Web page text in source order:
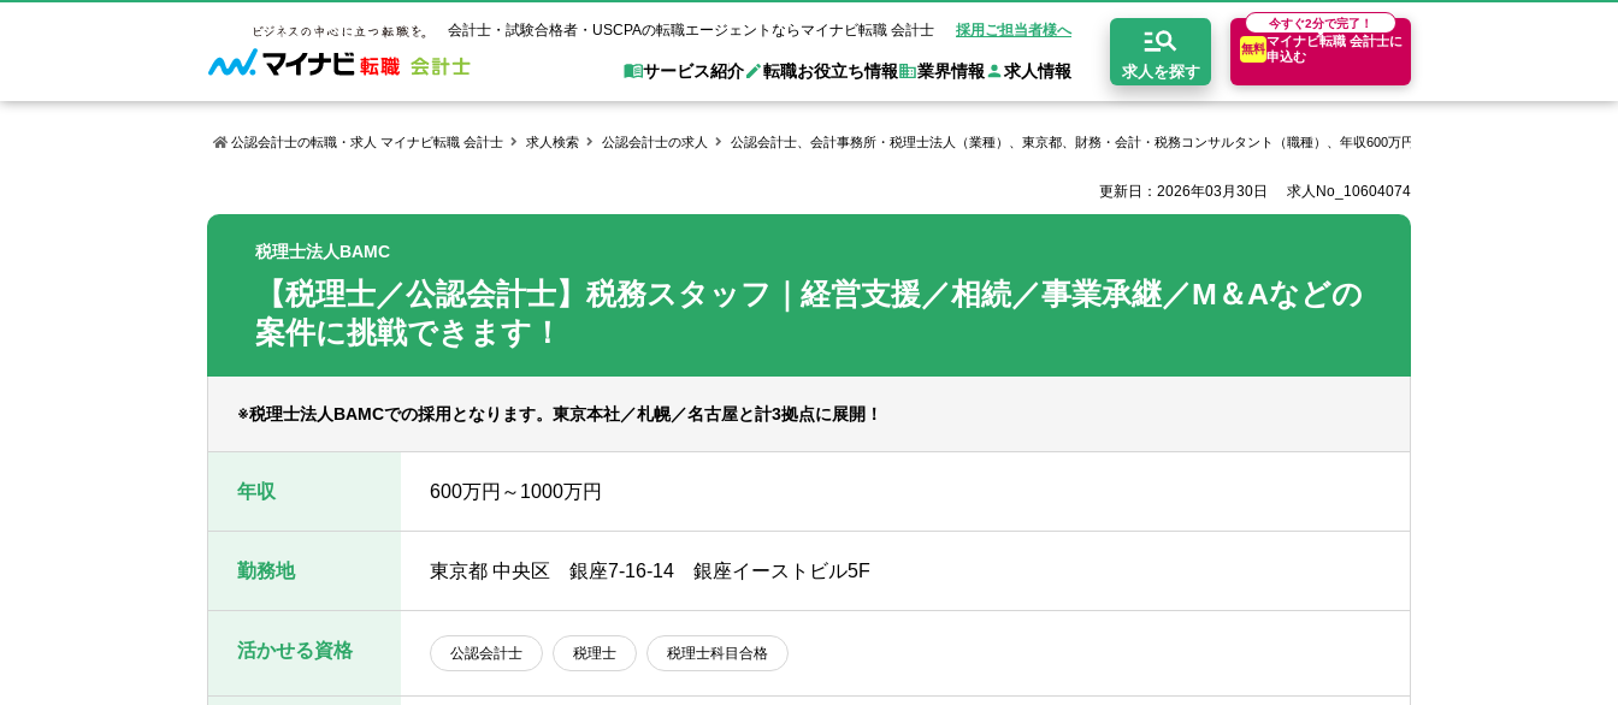
会計士・試験合格者・USCPAの転職エージェントならマイナビ転職 会計士 採用ご担当者様へ
求人を探す
今すぐ2分で完了！
無料
マイナビ転職 会計士に
申込む
サービス紹介
サービス紹介
よくあるご質問
ご利用の流れ
キャリアアドバイザーのご紹介
非公開求人とは？
転職お役立ち情報
転職お役立ち情報
はじめての転職の方へ
2回目以降の転職の方へ
USCPAの転職
転職活動お役立ちコンテンツ
会計士・試験合格者の転職Q&A キャリア診断
業界情報
業界情報
試験科目一覧
試験合格後の流れ
会計士が活躍できる転職先 会計事務所・税理士法人
求人情報
求人情報
公認会計士試験合格
USCPA（米国公認会計士）
ム
エリア別求人情報
関西
公認会計士の転職・求人 マイナビ転職 会計士 求人検索 公認会計士の求人 公認会計士、会計事務所・税理士法人（業種）、東京都、財務・会計・税務コンサルタント（職種）、年収600万円以上
更新日：2026年03月30日 求人No_10604074
税理士法人BAMC
【税理士／公認会計士】税務スタッフ｜経営支援／相続／事業承継／M＆Aなどの
案件に挑戦できます！
※税理士法人BAMCでの採用となります。東京本社／札幌／名古屋と計3拠点に展開！
年収 600万円～1000万円
勤務地 東京都 中央区 銀座7-16-14 銀座イーストビル5F
活かせる資格 公認会計士 税理士 税理士科目合格